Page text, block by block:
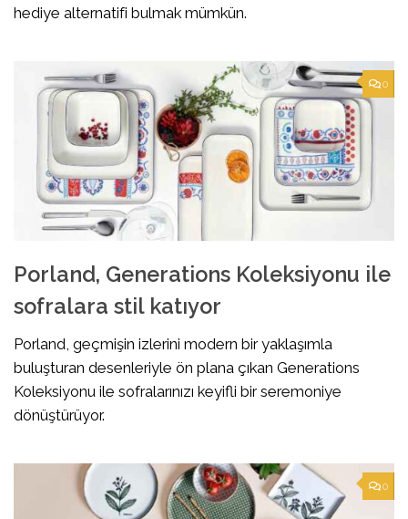
hediye alternatifi bulmak mümkün.
0
Porland, Generations Koleksiyonu ile
sofralara stil katıyor
Porland, geçmişin izlerini modern bir yaklaşımla
buluşturan desenleriyle ön plana çıkan Generations
Koleksiyonu ile sofralarınızı keyifli bir seremoniye
dönüştürüyor.
0